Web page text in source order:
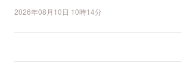
2026年08月10日 10時14分